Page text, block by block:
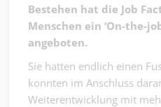
Bestehen hat die Job
Menschen ein ‘On-the-
angeboten.
Sie hatten endlich einen
konnten im Anschluss
Weiterentwicklung mit